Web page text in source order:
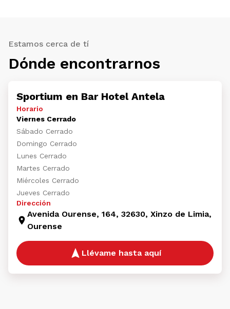
Estamos cerca de tí
Dónde encontrarnos
Sportium en Bar Hotel Antela
Horario
Viernes Cerrado
Sábado Cerrado
Domingo Cerrado
Lunes Cerrado
Martes Cerrado
Miércoles Cerrado
Jueves Cerrado
Dirección
Avenida Ourense, 164, 32630, Xinzo de Limia,
Ourense
Llévame hasta aquí